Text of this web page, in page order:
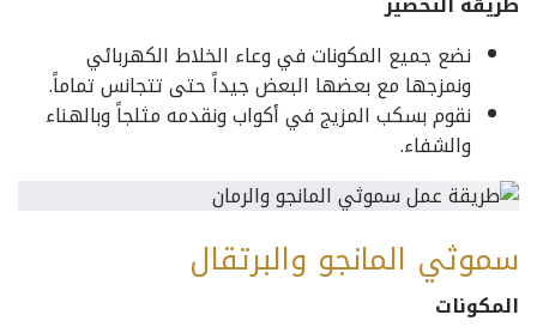
نضع جميع المكونات في وعاء الخلاط الكهربائي
ونمزجها مع بعضها البعض جيداً حتى تتجانس تماماً.
نقوم بسكب المزيج في أكواب ونقدمه مثلجاً وبالهناء
والشفاء.
سموثي المانجو والبرتقال
المكونات